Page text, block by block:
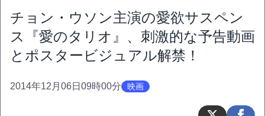
チョン・ウソン主演の愛欲サスペン
ス『愛のタリオ』、刺激的な予告動画
とポスタービジュアル解禁！
2014年12月06日09時00分 映画